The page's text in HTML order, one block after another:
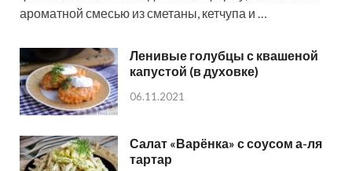
ароматной смесью из сметаны, кетчупа и …
Ленивые голубцы с квашеной
капустой (в духовке)
06.11.2021
Салат «Варёнка» с соусом а-ля
тартар